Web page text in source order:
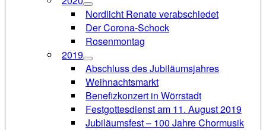
Nordlicht Renate verabschiedet
Der Corona-Schock
Rosenmontag
2019
Abschluss des Jubiläumsjahres
Weihnachtsmarkt
Benefizkonzert in Wörrstadt
Festgottesdienst am 11. August 2019
Jubiläumsfest – 100 Jahre Chormusik